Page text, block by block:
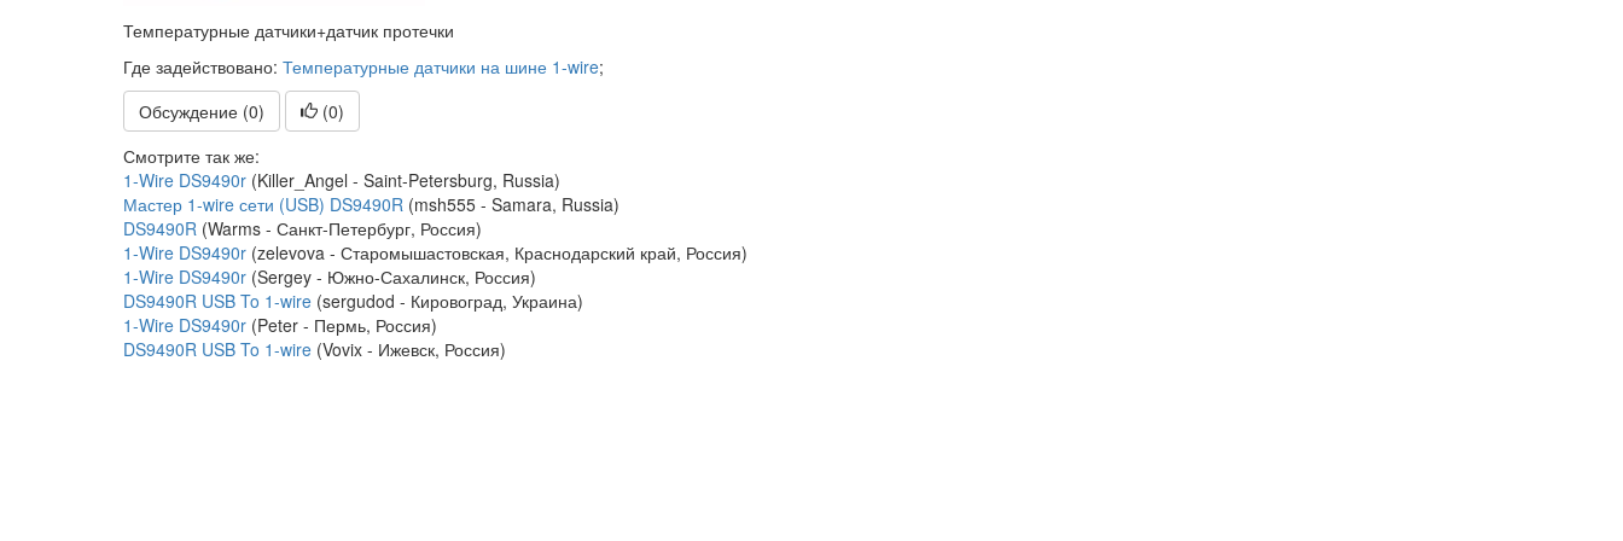
Температурные датчики+датчик протечки
Где задействовано: Температурные датчики на шине 1-wire;
Обсуждение (0)
(0)
Смотрите так же:
1-Wire DS9490r (Killer_Angel - Saint-Petersburg, Russia)
Мастер 1-wire сети (USB) DS9490R (msh555 - Samara, Russia)
DS9490R (Warms - Санкт-Петербург, Россия)
1-Wire DS9490r (zelevova - Старомышастовская, Краснодарский край, Россия)
1-Wire DS9490r (Sergey - Южно-Сахалинск, Россия)
DS9490R USB To 1-wire (sergudod - Кировоград, Украина)
1-Wire DS9490r (Peter - Пермь, Россия)
DS9490R USB To 1-wire (Vovix - Ижевск, Россия)